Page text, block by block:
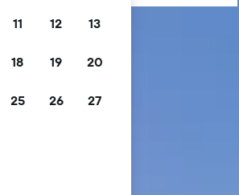
11 12 13
18 19 20
25 26 27